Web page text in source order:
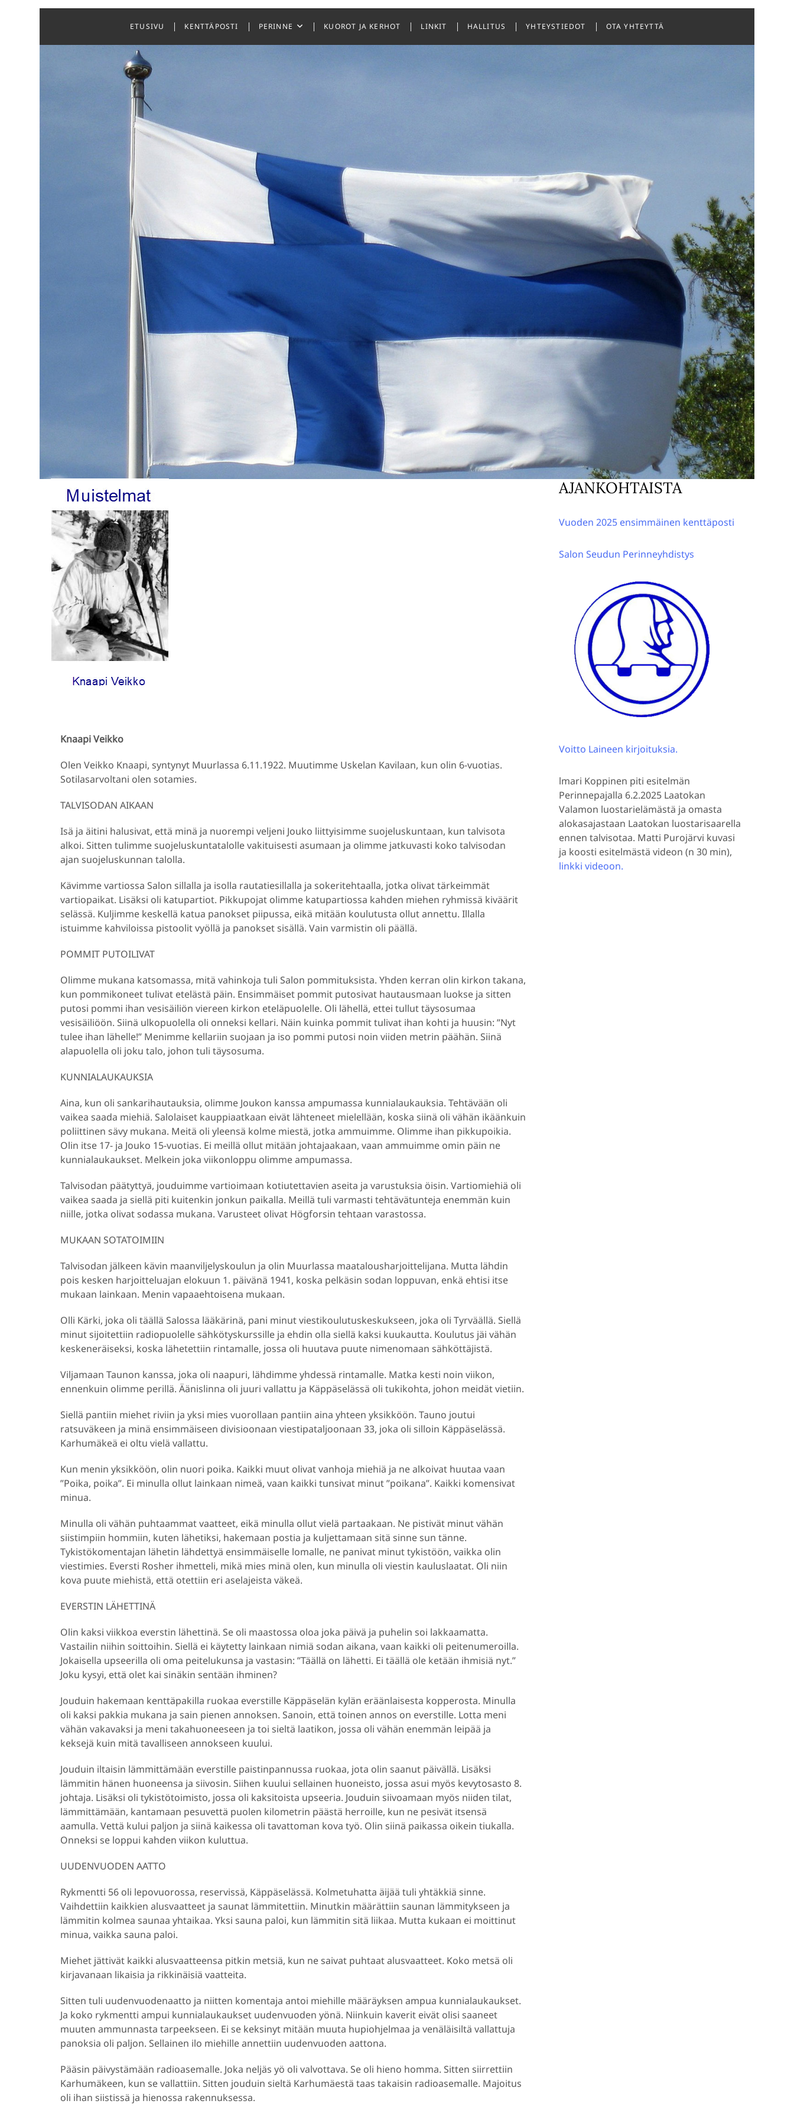
ETUSIVU KENTTÄPOSTI PERINNE KUOROT JA KERHOT LINKIT HALLITUS YHTEYSTIEDOT OTA YHTEYTTÄ
Knaapi Veikko
Olen Veikko Knaapi, syntynyt Muurlassa 6.11.1922. Muutimme Uskelan Kavilaan, kun olin 6-vuotias.
Sotilasarvoltani olen sotamies.
TALVISODAN AIKAAN
Isä ja äitini halusivat, että minä ja nuorempi veljeni Jouko liittyisimme suojeluskuntaan, kun talvisota
alkoi. Sitten tulimme suojeluskuntatalolle vakituisesti asumaan ja olimme jatkuvasti koko talvisodan
ajan suojeluskunnan talolla.
Kävimme vartiossa Salon sillalla ja isolla rautatiesillalla ja sokeritehtaalla, jotka olivat tärkeimmät
vartiopaikat. Lisäksi oli katupartiot. Pikkupojat olimme katupartiossa kahden miehen ryhmissä kiväärit
selässä. Kuljimme keskellä katua panokset piipussa, eikä mitään koulutusta ollut annettu. Illalla
istuimme kahviloissa pistoolit vyöllä ja panokset sisällä. Vain varmistin oli päällä.
POMMIT PUTOILIVAT
Olimme mukana katsomassa, mitä vahinkoja tuli Salon pommituksista. Yhden kerran olin kirkon takana,
kun pommikoneet tulivat etelästä päin. Ensimmäiset pommit putosivat hautausmaan luokse ja sitten
putosi pommi ihan vesisäiliön viereen kirkon eteläpuolelle. Oli lähellä, ettei tullut täysosumaa
vesisäiliöön. Siinä ulkopuolella oli onneksi kellari. Näin kuinka pommit tulivat ihan kohti ja huusin: ”Nyt
tulee ihan lähelle!” Menimme kellariin suojaan ja iso pommi putosi noin viiden metrin päähän. Siinä
alapuolella oli joku talo, johon tuli täysosuma.
KUNNIALAUKAUKSIA
Aina, kun oli sankarihautauksia, olimme Joukon kanssa ampumassa kunnialaukauksia. Tehtävään oli
vaikea saada miehiä. Salolaiset kauppiaatkaan eivät lähteneet mielellään, koska siinä oli vähän ikäänkuin
poliittinen sävy mukana. Meitä oli yleensä kolme miestä, jotka ammuimme. Olimme ihan pikkupoikia.
Olin itse 17- ja Jouko 15-vuotias. Ei meillä ollut mitään johtajaakaan, vaan ammuimme omin päin ne
kunnialaukaukset. Melkein joka viikonloppu olimme ampumassa.
Talvisodan päätyttyä, jouduimme vartioimaan kotiutettavien aseita ja varustuksia öisin. Vartiomiehiä oli
vaikea saada ja siellä piti kuitenkin jonkun paikalla. Meillä tuli varmasti tehtävätunteja enemmän kuin
niille, jotka olivat sodassa mukana. Varusteet olivat Högforsin tehtaan varastossa.
MUKAAN SOTATOIMIIN
Talvisodan jälkeen kävin maanviljelyskoulun ja olin Muurlassa maatalousharjoittelijana. Mutta lähdin
pois kesken harjoitteluajan elokuun 1. päivänä 1941, koska pelkäsin sodan loppuvan, enkä ehtisi itse
mukaan lainkaan. Menin vapaaehtoisena mukaan.
Olli Kärki, joka oli täällä Salossa lääkärinä, pani minut viestikoulutuskeskukseen, joka oli Tyrväällä. Siellä
minut sijoitettiin radiopuolelle sähkötyskurssille ja ehdin olla siellä kaksi kuukautta. Koulutus jäi vähän
keskeneräiseksi, koska lähetettiin rintamalle, jossa oli huutava puute nimenomaan sähköttäjistä.
Viljamaan Taunon kanssa, joka oli naapuri, lähdimme yhdessä rintamalle. Matka kesti noin viikon,
ennenkuin olimme perillä. Äänislinna oli juuri vallattu ja Käppäselässä oli tukikohta, johon meidät vietiin.
Siellä pantiin miehet riviin ja yksi mies vuorollaan pantiin aina yhteen yksikköön. Tauno joutui
ratsuväkeen ja minä ensimmäiseen divisioonaan viestipataljoonaan 33, joka oli silloin Käppäselässä.
Karhumäkeä ei oltu vielä vallattu.
Kun menin yksikköön, olin nuori poika. Kaikki muut olivat vanhoja miehiä ja ne alkoivat huutaa vaan
”Poika, poika”. Ei minulla ollut lainkaan nimeä, vaan kaikki tunsivat minut ”poikana”. Kaikki komensivat
minua.
Minulla oli vähän puhtaammat vaatteet, eikä minulla ollut vielä partaakaan. Ne pistivät minut vähän
siistimpiin hommiin, kuten lähetiksi, hakemaan postia ja kuljettamaan sitä sinne sun tänne.
Tykistökomentajan lähetin lähdettyä ensimmäiselle lomalle, ne panivat minut tykistöön, vaikka olin
viestimies. Eversti Rosher ihmetteli, mikä mies minä olen, kun minulla oli viestin kauluslaatat. Oli niin
kova puute miehistä, että otettiin eri aselajeista väkeä.
EVERSTIN LÄHETTINÄ
Olin kaksi viikkoa everstin lähettinä. Se oli maastossa oloa joka päivä ja puhelin soi lakkaamatta.
Vastailin niihin soittoihin. Siellä ei käytetty lainkaan nimiä sodan aikana, vaan kaikki oli peitenumeroilla.
Jokaisella upseerilla oli oma peitelukunsa ja vastasin: ”Täällä on lähetti. Ei täällä ole ketään ihmisiä nyt.”
Joku kysyi, että olet kai sinäkin sentään ihminen?
Jouduin hakemaan kenttäpakilla ruokaa everstille Käppäselän kylän eräänlaisesta kopperosta. Minulla
oli kaksi pakkia mukana ja sain pienen annoksen. Sanoin, että toinen annos on everstille. Lotta meni
vähän vakavaksi ja meni takahuoneeseen ja toi sieltä laatikon, jossa oli vähän enemmän leipää ja
keksejä kuin mitä tavalliseen annokseen kuului.
Jouduin iltaisin lämmittämään everstille paistinpannussa ruokaa, jota olin saanut päivällä. Lisäksi
lämmitin hänen huoneensa ja siivosin. Siihen kuului sellainen huoneisto, jossa asui myös kevytosasto 8.
johtaja. Lisäksi oli tykistötoimisto, jossa oli kaksitoista upseeria. Jouduin siivoamaan myös niiden tilat,
lämmittämään, kantamaan pesuvettä puolen kilometrin päästä herroille, kun ne pesivät itsensä
aamulla. Vettä kului paljon ja siinä kaikessa oli tavattoman kova työ. Olin siinä paikassa oikein tiukalla.
Onneksi se loppui kahden viikon kuluttua.
UUDENVUODEN AATTO
Rykmentti 56 oli lepovuorossa, reservissä, Käppäselässä. Kolmetuhatta äijää tuli yhtäkkiä sinne.
Vaihdettiin kaikkien alusvaatteet ja saunat lämmitettiin. Minutkin määrättiin saunan lämmitykseen ja
lämmitin kolmea saunaa yhtaikaa. Yksi sauna paloi, kun lämmitin sitä liikaa. Mutta kukaan ei moittinut
minua, vaikka sauna paloi.
Miehet jättivät kaikki alusvaatteensa pitkin metsiä, kun ne saivat puhtaat alusvaatteet. Koko metsä oli
kirjavanaan likaisia ja rikkinäisiä vaatteita.
Sitten tuli uudenvuodenaatto ja niitten komentaja antoi miehille määräyksen ampua kunnialaukaukset.
Ja koko rykmentti ampui kunnialaukaukset uudenvuoden yönä. Niinkuin kaverit eivät olisi saaneet
muuten ammunnasta tarpeekseen. Ei se keksinyt mitään muuta hupiohjelmaa ja venäläisiltä vallattuja
panoksia oli paljon. Sellainen ilo miehille annettiin uudenvuoden aattona.
Pääsin päivystämään radioasemalle. Joka neljäs yö oli valvottava. Se oli hieno homma. Sitten siirrettiin
Karhumäkeen, kun se vallattiin. Sitten jouduin sieltä Karhumäestä taas takaisin radioasemalle. Majoitus
oli ihan siistissä ja hienossa rakennuksessa.
AJANKOHTAISTA
Vuoden 2025 ensimmäinen kenttäposti
Salon Seudun Perinneyhdistys
Voitto Laineen kirjoituksia.
lmari Koppinen piti esitelmän
Perinnepajalla 6.2.2025 Laatokan
Valamon luostarielämästä ja omasta
alokasajastaan Laatokan luostarisaarella
ennen talvisotaa. Matti Purojärvi kuvasi
ja koosti esitelmästä videon (n 30 min),
linkki videoon.